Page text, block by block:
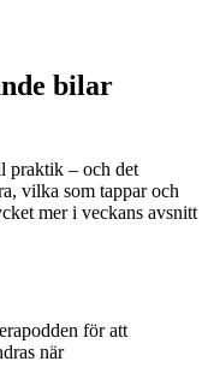
bilar
praktik – och det
vilka som tappar och
mer i veckans avsnitt
för att
när